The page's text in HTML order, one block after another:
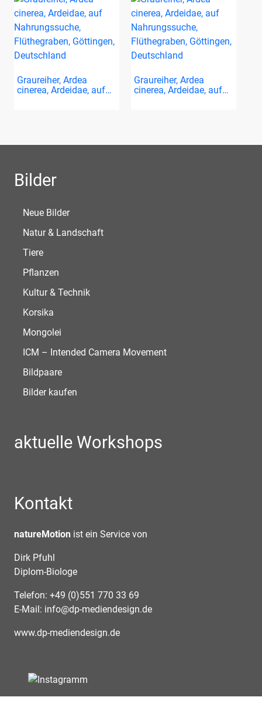
Graureiher, Ardea
cinerea, Ardeidae, auf…
Graureiher, Ardea
cinerea, Ardeidae, auf…
Bilder
Neue Bilder
Natur & Landschaft
Tiere
Pflanzen
Kultur & Technik
Korsika
Mongolei
ICM – Intended Camera Movement
Bildpaare
Bilder kaufen
aktuelle Workshops
Kontakt
natureMotion ist ein Service von
Dirk Pfuhl
Diplom-Biologe
Telefon: +49 (0)551 770 33 69
E-Mail: info@dp-mediendesign.de
www.dp-mediendesign.de